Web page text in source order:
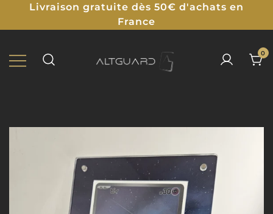
Livraison gratuite dès 50€ d'achats en
France
0